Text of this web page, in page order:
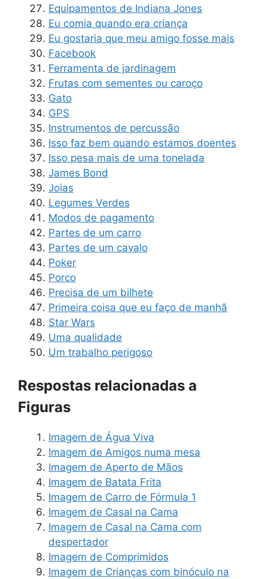
Equipamentos de Indiana Jones
Eu comia quando era criança
Eu gostaria que meu amigo fosse mais
Facebook
Ferramenta de jardinagem
Frutas com sementes ou caroço
Gato
GPS
Instrumentos de percussão
Isso faz bem quando estamos doentes
Isso pesa mais de uma tonelada
James Bond
Joias
Legumes Verdes
Modos de pagamento
Partes de um carro
Partes de um cavalo
Poker
Porco
Precisa de um bilhete
Primeira coisa que eu faço de manhã
Star Wars
Uma qualidade
Um trabalho perigoso
Respostas relacionadas a
Figuras
Imagem de Água Viva
Imagem de Amigos numa mesa
Imagem de Aperto de Mãos
Imagem de Batata Frita
Imagem de Carro de Fórmula 1
Imagem de Casal na Cama
Imagem de Casal na Cama com
despertador
Imagem de Comprimidos
Imagem de Crianças com binóculo na